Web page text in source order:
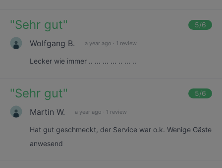
"Sehr gut" 5/6
Wolfgang B. a year ago · 1 review
Lecker wie immer .. ... ... ... .. ... ..
"Sehr gut" 5/6
Martin W. a year ago · 1 review
Hat gut geschmeckt, der Service war o.k. Wenige Gäste
anwesend